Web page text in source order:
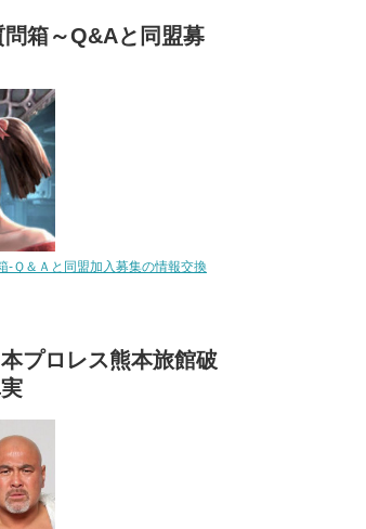
箱～Q&Aと同盟募
-Ｑ＆Ａと同盟加入募集の情報交換
プロレス熊本旅館破